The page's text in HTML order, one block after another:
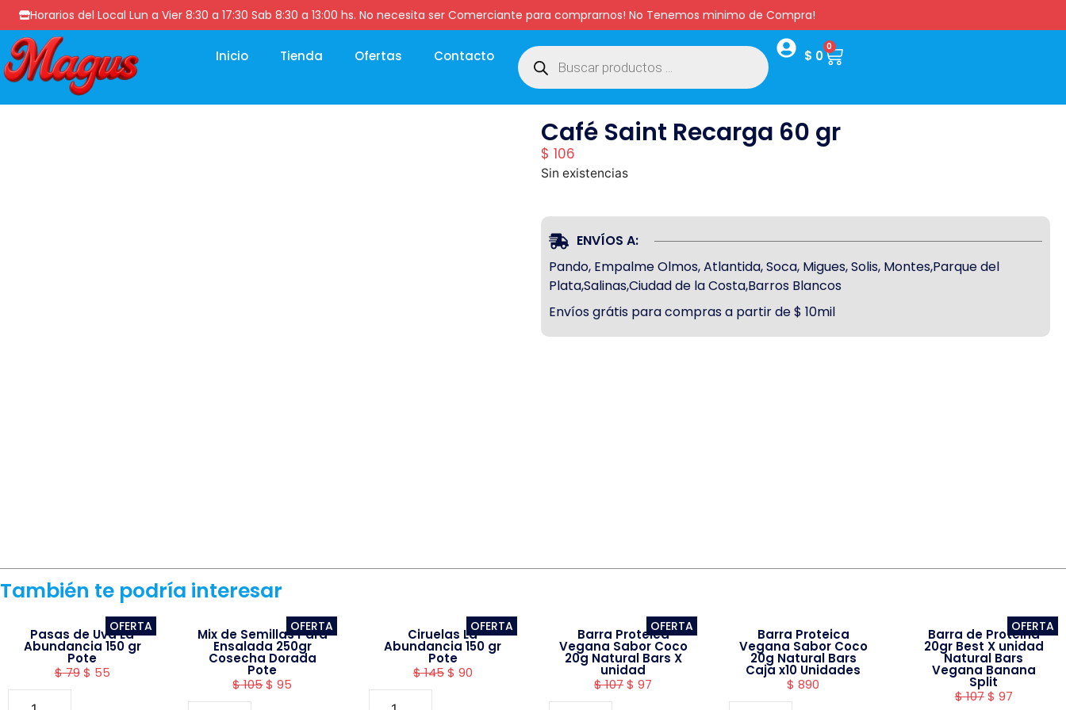
Horarios del Local Lun a Vier 8:30 a 17:30 Sab 8:30 a 13:00 hs. No necesita ser Comerciante para comprarnos! No Tenemos minimo de Compra!
Inicio Tienda Ofertas Contacto $ 0
0
Café Saint Recarga 60 gr
$ 106
Sin existencias
ENVÍOS A:
Pando, Empalme Olmos, Atlantida, Soca, Migues, Solis, Montes,Parque del
Plata,Salinas,Ciudad de la Costa,Barros Blancos
Envíos grátis para compras a partir de $ 10mil
También te podría interesar
OFERTA
Pasas de Uva La
Abundancia 150 gr
Pote
$79 $ 55
OFERTA
Mix de Semillas Para
Ensalada 250gr
Cosecha Dorada
Pote
$105$ 95
OFERTA
Ciruelas La
Abundancia 150 gr
Pote
$145$ 90
OFERTA
Barra Proteica
Vegana Sabor Coco
20g Natural Bars X
unidad
$107$ 97
Barra Proteica
Vegana Sabor Coco
20g Natural Bars
Caja x10 Unidades
$ 890
OFERTA
Barra de Proteina
20gr Best X unidad
Natural Bars
Vegana Banana
Split
$107 $ 97